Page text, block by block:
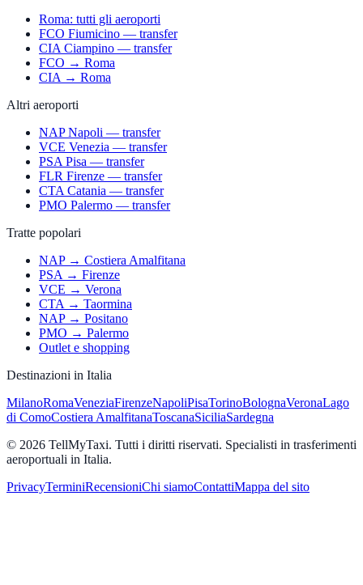
Roma: tutti gli aeroporti
FCO Fiumicino — transfer
CIA Ciampino — transfer
FCO → Roma
CIA → Roma
Altri aeroporti
NAP Napoli — transfer
VCE Venezia — transfer
PSA Pisa — transfer
FLR Firenze — transfer
CTA Catania — transfer
PMO Palermo — transfer
Tratte popolari
NAP → Costiera Amalfitana
PSA → Firenze
VCE → Verona
CTA → Taormina
NAP → Positano
PMO → Palermo
Outlet e shopping
Destinazioni in Italia
MilanoRomaVeneziaFirenzeNapoliPisaTorinoBolognaVeronaLago
di ComoCostiera AmalfitanaToscanaSiciliaSardegna
© 2026 TellMyTaxi. Tutti i diritti riservati. Specialisti in trasferimenti
aeroportuali in Italia.
PrivacyTerminiRecensioniChi siamoContattiMappa del sito